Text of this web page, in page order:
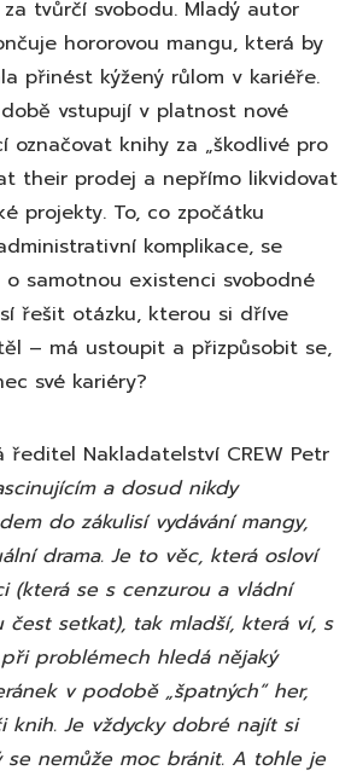
tvůrčí svobodu. Mladý autor
hororovou mangu, která by
přinést kýžený růlom v kariéře.
vstupují v platnost nové
označovat knihy za „škodlivé pro
their prodej a nepřímo likvidovat
projekty. To, co zpočátku
komplikace, se
samotnou existenci svobodné
řešit otázku, kterou si dříve
– má ustoupit a přizpůsobit se,
své kariéry?
ředitel Nakladatelství CREW Petr
a dosud nikdy
do zákulisí vydávání mangy,
drama. Je to věc, která osloví
(která se s cenzurou a vládní
setkat), tak mladší, která ví, s
problémech hledá nějaký
v podobě „špatných“ her,
knih. Je vždycky dobré najít si
nemůže moc bránit. A tohle je